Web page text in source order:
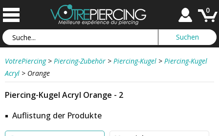
0
VotrePiercing > Piercing-Zubehör > Piercing-Kugel > Piercing-Kugel
Acryl > Orange
Piercing-Kugel Acryl Orange - 2
Auflistung der Produkte